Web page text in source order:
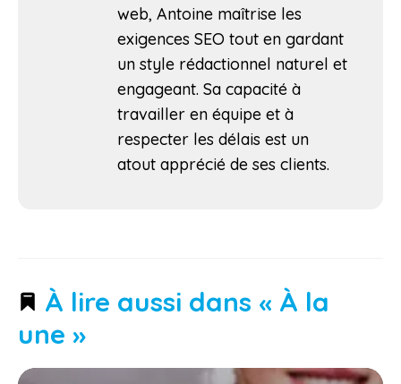
web, Antoine maîtrise les
exigences SEO tout en gardant
un style rédactionnel naturel et
engageant. Sa capacité à
travailler en équipe et à
respecter les délais est un
atout apprécié de ses clients.
À lire aussi dans « À la
une »